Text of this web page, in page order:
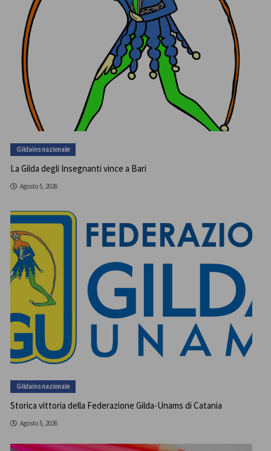
Gildains nazionale
La Gilda degli Insegnanti vince a Bari
Agosto 5, 2026
Gildains nazionale
Storica vittoria della Federazione Gilda-Unams di Catania
Agosto 5, 2026